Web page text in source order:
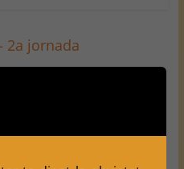
2a jornada